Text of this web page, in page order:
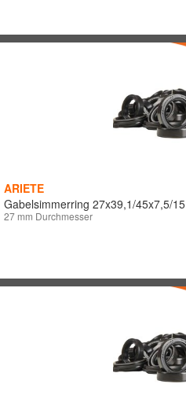
ARIETE
Gabelsimmerring 27x39,1/45x7,5/15
27 mm Durchmesser